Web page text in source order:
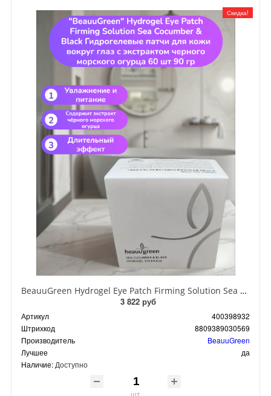
Скидка!
BeauuGreen Hydrogel Eye Patch Firming Solution Sea Cocumber & Black Гидрогелевые патчи для кожи вокруг глаз с экстрактом черного морского огурца 60 шт 90 гр
3 822 руб
Артикул
400398932
Штрихкод
8809389030569
Производитель
BeauuGreen
Лучшее
да
Наличие: Доступно
шт